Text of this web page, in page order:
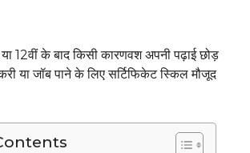
12वीं के बाद किसी कारणवश अपनी पढ़ाई छोड़
या जॉब पाने के लिए सर्टिफिकेट स्किल मौजूद